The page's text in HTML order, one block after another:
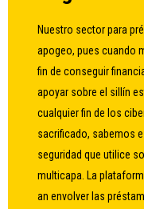
Nuestro sector para
apogeo, pues cuando
fin de conseguir
apoyar sobre el sillí­n
cualquier fin de los
sacrificado, sabemos
seguridad que utilice
multicapa. La
an envolver las